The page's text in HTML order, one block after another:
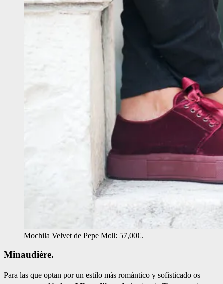
Mochila Velvet de Pepe Moll: 57,00€.
Minaudière.
Para las que optan por un estilo más romántico y sofisticado os